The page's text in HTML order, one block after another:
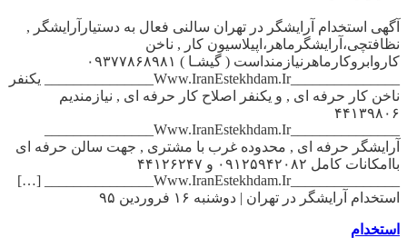
آگهی استخدام آرایشگر در تهران سالنی فعال به دستیارآرایشگر ,
نظافتچی،آرایشگرماهر،اپیلاسیون کار , ناخن
کاروابروکارماهرنیازمنداست ( گیشـا ) ۰۹۳۷۷۸۶۸۹۸۱
_______________Www.IranEstekhdam.Ir_______________ یکنفر
ناخن کار حرفه ای , و یکنفر اصلاح کار حرفه ای , نیازمندیم
۴۴۱۳۹۸۰۶
آرایشگر حرفه ای , محدوده غرب با مشتری , جهت سالن حرفه ای
باامکانات کامل ۰۹۱۲۵۹۴۲۰۸۲ و ۴۴۱۲۶۲۴۷
_______________Www.IranEstekhdam.Ir_______________ […]
استخدام آرایشگر در تهران | دوشنبه ۱۶ فروردین ۹۵
استخدام